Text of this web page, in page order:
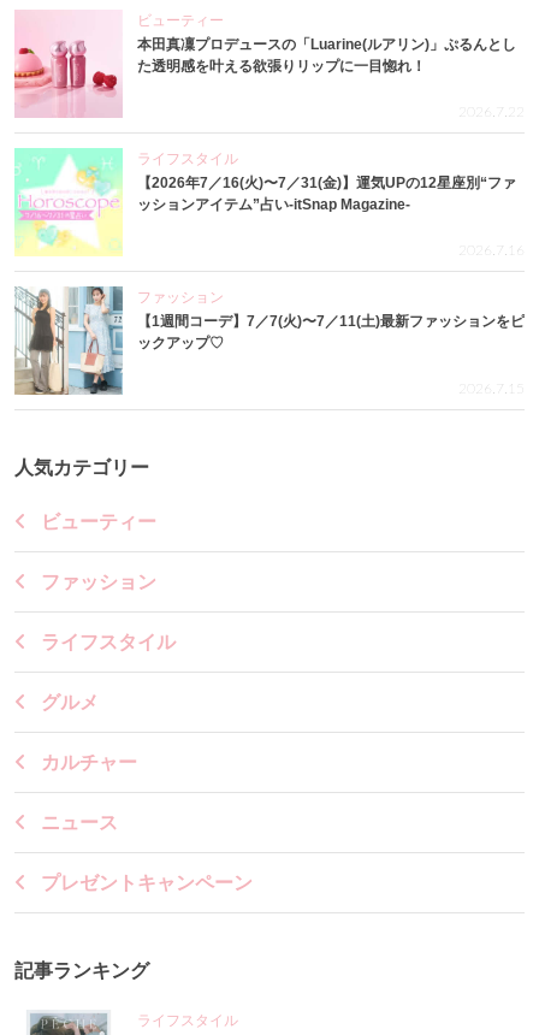
ビューティー
本田真凜プロデュースの「Luarine(ルアリン)」ぷるんとし
た透明感を叶える欲張りリップに一目惚れ！
2026.7.22
ライフスタイル
【2026年7／16(火)〜7／31(金)】運気UPの12星座別“ファ
ッションアイテム”占い-itSnap Magazine-
2026.7.16
ファッション
【1週間コーデ】7／7(火)〜7／11(土)最新ファッションをピ
ックアップ♡
2026.7.15
人気カテゴリー
ビューティー
ファッション
ライフスタイル
グルメ
カルチャー
ニュース
プレゼントキャンペーン
記事ランキング
ライフスタイル